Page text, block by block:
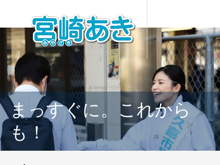
まっすぐに。これから
も！